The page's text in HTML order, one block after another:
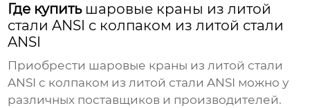
Где купить шаровые краны из литой
стали ANSI с колпаком из литой стали
ANSI
Приобрести шаровые краны из литой стали
ANSI с колпаком из литой стали ANSI можно у
различных поставщиков и производителей.